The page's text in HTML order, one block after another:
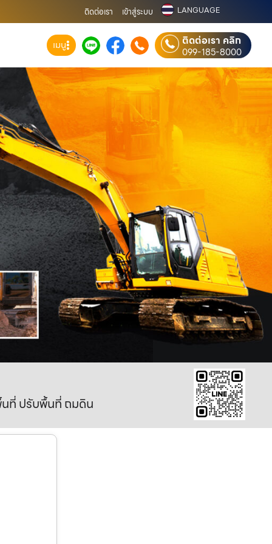
ติดต่อเรา เข้าสู่ระบบ LANGUAGE
เมนู ติดต่อเรา คลิก
099-185-8000
นที่ ปรับพื้นที่ ถมดิน